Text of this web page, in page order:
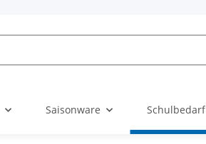
Saisonware Schulbedarf